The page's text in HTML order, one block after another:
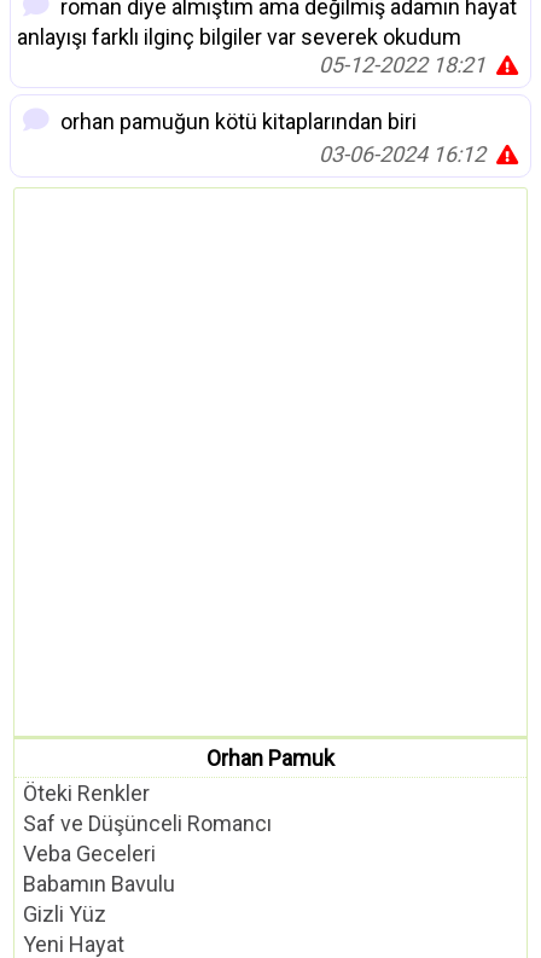
roman diye almıştım ama değilmiş adamın hayat
anlayışı farklı ilginç bilgiler var severek okudum
05-12-2022 18:21
orhan pamuğun kötü kitaplarından biri
03-06-2024 16:12
Orhan Pamuk
Öteki Renkler
Saf ve Düşünceli Romancı
Veba Geceleri
Babamın Bavulu
Gizli Yüz
Yeni Hayat